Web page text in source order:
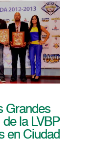
Grandes
la LVBP
en Ciudad